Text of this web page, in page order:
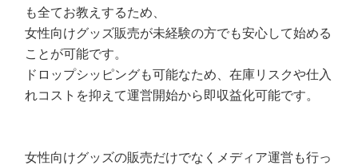
も全てお教えするため、
女性向けグッズ販売が未経験の方でも安心して始める
ことが可能です。
ドロップシッピングも可能なため、在庫リスクや仕入
れコストを抑えて運営開始から即収益化可能です。
女性向けグッズの販売だけでなくメディア運営も行っ